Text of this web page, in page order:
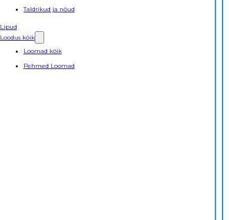
Taldrikud ja nõud
Lipud
Loodus kõik
Loomad kõik
Pehmed Loomad